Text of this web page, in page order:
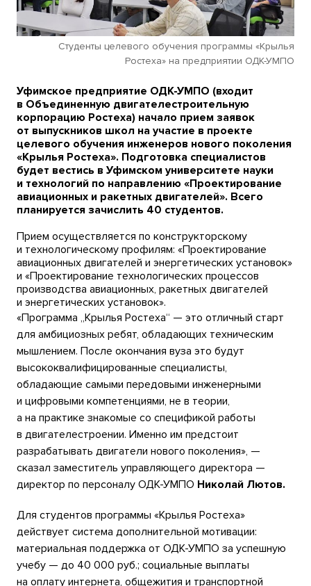
Студенты целевого обучения программы «Крылья
Ростеха» на предприятии ОДК-УМПО
Уфимское предприятие ОДК-УМПО (входит
в Объединенную двигателестроительную
корпорацию Ростеха) начало прием заявок
от выпускников школ на участие в проекте
целевого обучения инженеров нового поколения
«Крылья Ростеха». Подготовка специалистов
будет вестись в Уфимском университете науки
и технологий по направлению «Проектирование
авиационных и ракетных двигателей». Всего
планируется зачислить 40 студентов.
Прием осуществляется по конструкторскому
и технологическому профилям: «Проектирование
авиационных двигателей и энергетических установок»
и «Проектирование технологических процессов
производства авиационных, ракетных двигателей
и энергетических установок».
«Программа „Крылья Ростеха“ — это отличный старт
для амбициозных ребят, обладающих техническим
мышлением. После окончания вуза это будут
высококвалифицированные специалисты,
обладающие самыми передовыми инженерными
и цифровыми компетенциями, не в теории,
а на практике знакомые со спецификой работы
в двигателестроении. Именно им предстоит
разрабатывать двигатели нового поколения», —
сказал заместитель управляющего директора —
директор по персоналу ОДК-УМПО Николай Лютов.
Для студентов программы «Крылья Ростеха»
действует система дополнительной мотивации:
материальная поддержка от ОДК-УМПО за успешную
учебу — до 40 000 руб.; социальные выплаты
на оплату интернета, общежития и транспортной